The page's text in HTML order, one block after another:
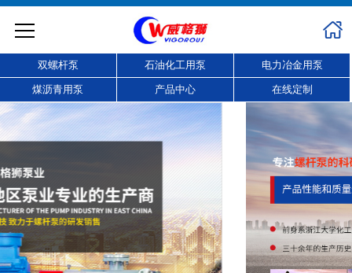
双螺杆泵 石油化工用泵 电力冶金用泵
煤沥青用泵 产品中心 在线定制